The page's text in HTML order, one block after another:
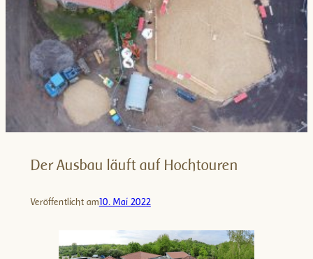
Der Ausbau läuft auf Hochtouren
Veröffentlicht am 10. Mai 2022